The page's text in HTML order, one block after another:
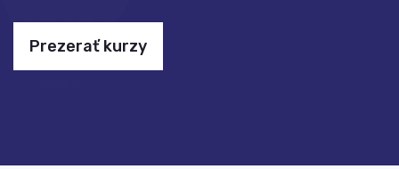
Prezerať kurzy